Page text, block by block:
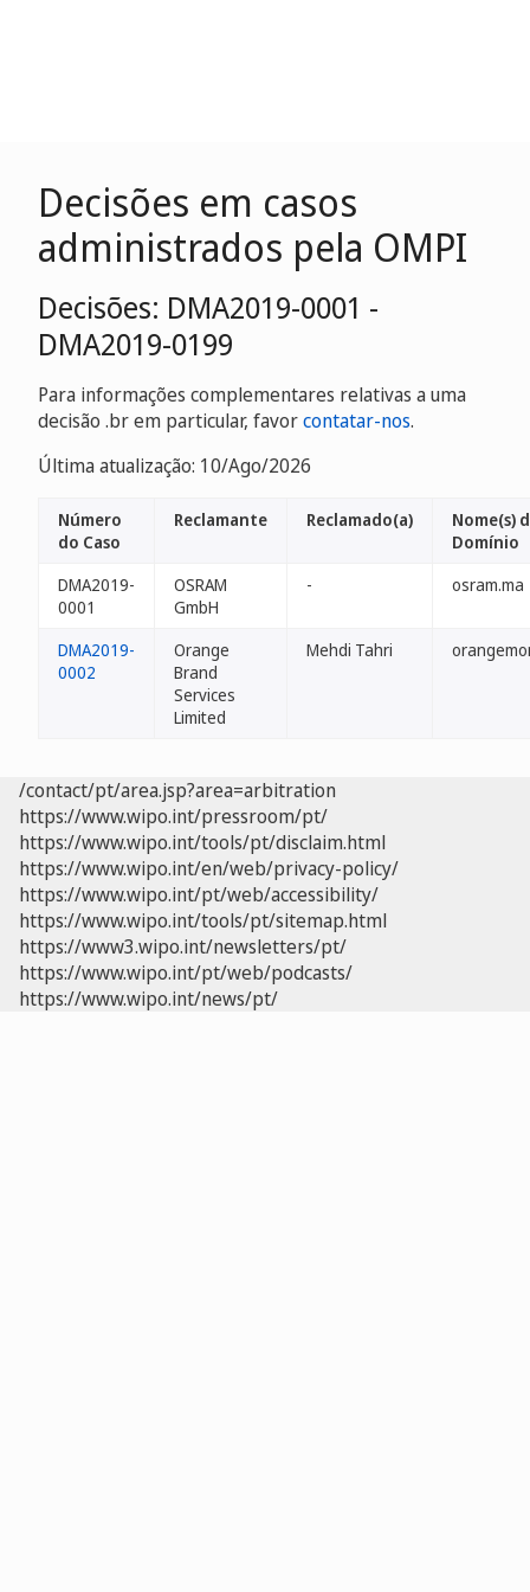
Decisões em casos
administrados pela OMPI
Decisões: DMA2019-0001 -
DMA2019-0199
Para informações complementares relativas a uma
decisão .br em particular, favorcontatar-nos.
Última atualização: 10/Ago/2026
Número
do Caso
Reclamante Reclamado(a)
Nome(s)
Domínio
DMA2019-
0001
OSRAM
GmbH
- osram.ma
DMA2019-
0002
Orange
Brand
Services
Limited
Mehdi Tahri
/contact/pt/area.jsp?area=arbitration
https://www.wipo.int/pressroom/pt/
https://www.wipo.int/tools/pt/disclaim.html
https://www.wipo.int/en/web/privacy-policy/
https://www.wipo.int/pt/web/accessibility/
https://www.wipo.int/tools/pt/sitemap.html
https://www3.wipo.int/newsletters/pt/
https://www.wipo.int/pt/web/podcasts/
https://www.wipo.int/news/pt/